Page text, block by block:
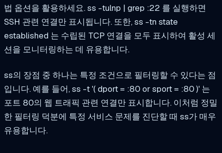
법 옵션을 활용하세요.ss -tulnp | grep :22 를 실행하면
SSH 관련 연결만 표시됩니다. 또한,ss -tn state
established 는 수립된 TCP 연결을 모두 표시하여 활성 세
션을 모니터링하는 데 유용합니다.
ss의 장점 중 하나는 특정 조건으로 필터링할 수 있다는 점
입니다. 예를 들어,ss -t '( dport = :80 or sport = :80 )' 는
포트 80의 웹 트래픽 관련 연결만 표시합니다. 이처럼 정밀
한 필터링 덕분에 특정 서비스 문제를 진단할 때 ss가 매우
유용합니다.